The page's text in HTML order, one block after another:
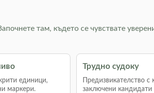
там, където се чувствате
единици,
маркери.
Трудно судоку
Предизвикателство с
заключени кандидати